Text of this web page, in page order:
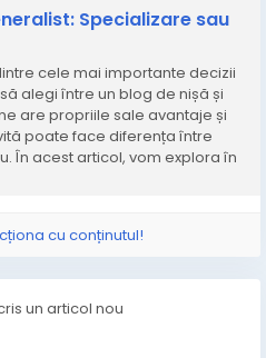
Specializare sau
cele mai importante decizii
alegi între un blog de nișă și
are propriile sale avantaje și
poate face diferența între
În acest articol, vom explora în
cu conținutul!
un articol nou